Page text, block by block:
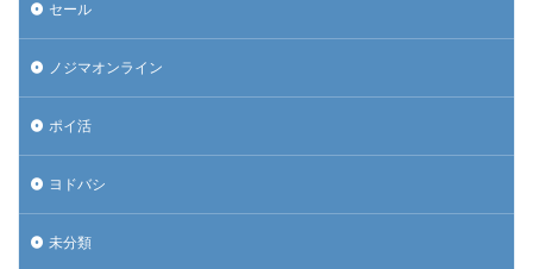
セール
ノジマオンライン
ポイ活
ヨドバシ
未分類